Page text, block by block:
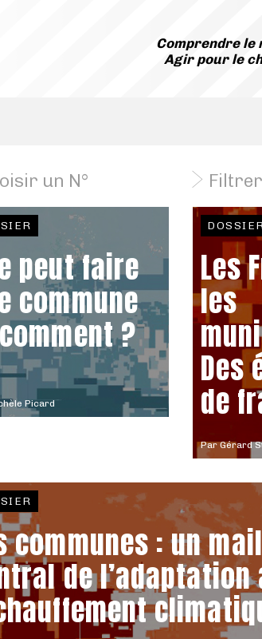
Comprendre le
Agir pour le
un N°
Picard
peut faire
commune
?
ParGérard
Les
les
Des
de
communes : un
de l’adaptation